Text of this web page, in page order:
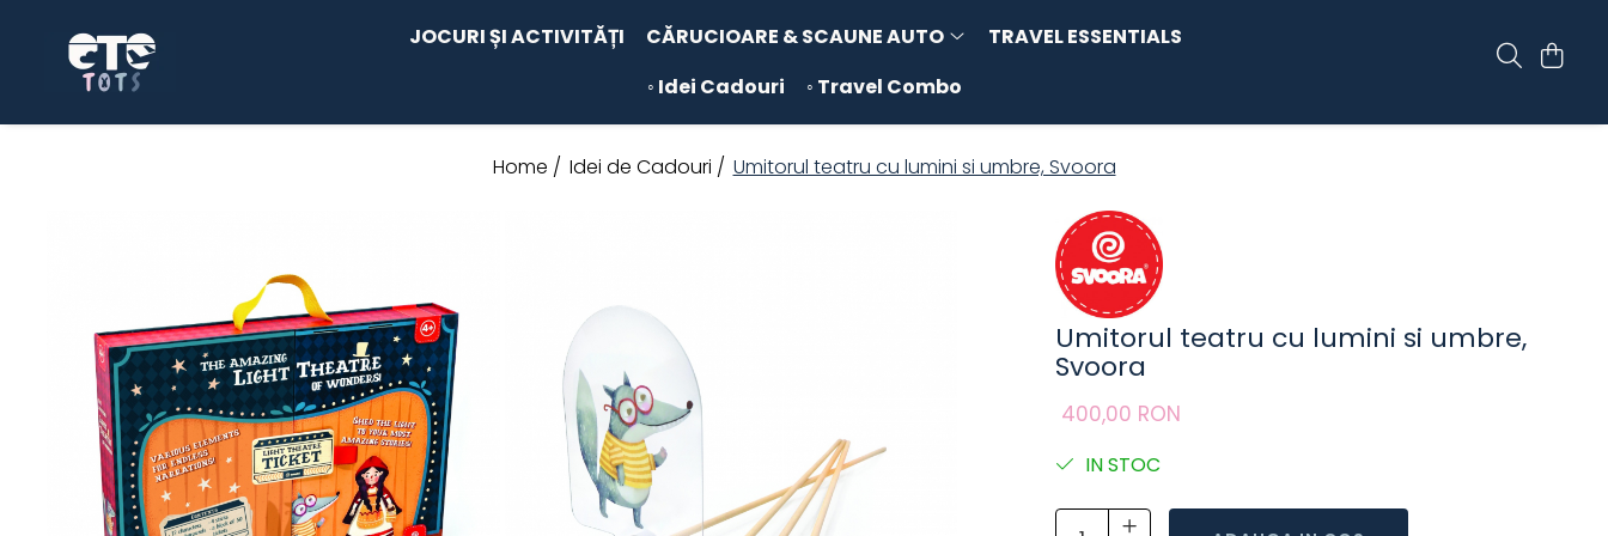
CĂRUCIOARE & SCAUNE AUTO
cărucioare YOYO
accesorii scaun avion
JOCURI ȘI ACTIVITĂȚI CĂRUCIOARE & SCAUNE AUTO
TRAVEL ESSENTIALS
◦ Idei Cadouri
◦ Travel Combo
Home / Idei de Cadouri / Umitorul teatru cu lumini si umbre, Svoora
Umitorul teatru cu lumini si umbre,
Svoora
400,00 RON
IN STOC